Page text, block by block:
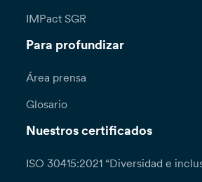
IMPact SGR
Para profundizar
Área prensa
Glosario
Nuestros certificados
ISO 30415:2021 “Diversidad e